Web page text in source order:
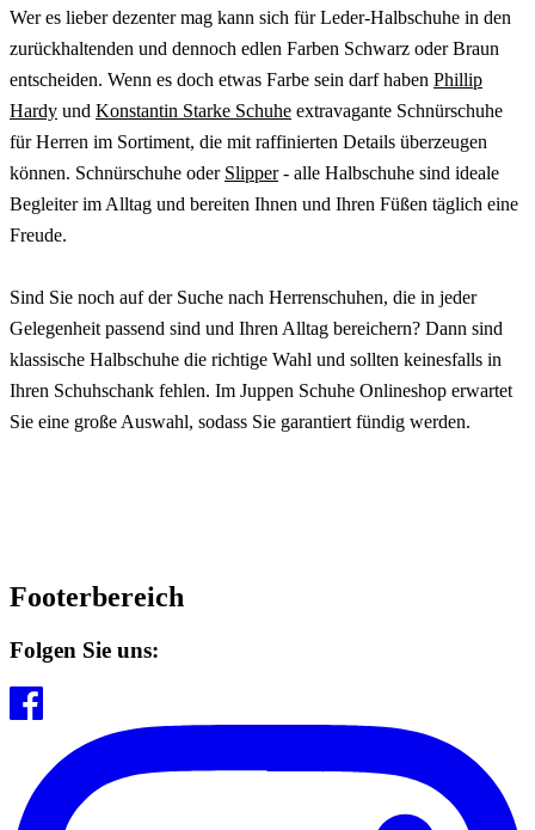
Wer es lieber dezenter mag kann sich für Leder-Halbschuhe in den
zurückhaltenden und dennoch edlen Farben Schwarz oder Braun
entscheiden. Wenn es doch etwas Farbe sein darf haben Phillip
Hardy und Konstantin Starke Schuhe extravagante Schnürschuhe
für Herren im Sortiment, die mit raffinierten Details überzeugen
können. Schnürschuhe oder Slipper- alle Halbschuhe sind ideale
Begleiter im Alltag und bereiten Ihnen und Ihren Füßen täglich eine
Freude.
Sind Sie noch auf der Suche nach Herrenschuhen, die in jeder
Gelegenheit passend sind und Ihren Alltag bereichern? Dann sind
klassische Halbschuhe die richtige Wahl und sollten keinesfalls in
Ihren Schuhschank fehlen. Im Juppen Schuhe Onlineshop erwartet
Sie eine große Auswahl, sodass Sie garantiert fündig werden.
Footerbereich
Folgen Sie uns: